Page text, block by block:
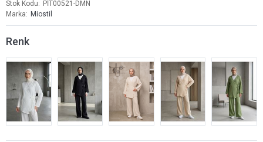
Stok Kodu
PİT00521-DMN
Marka
Miostil
Renk